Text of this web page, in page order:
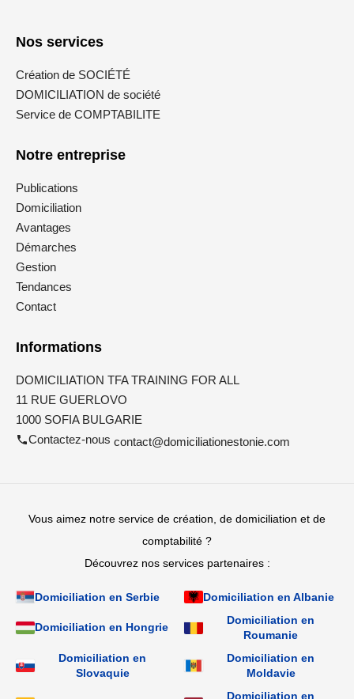
Nos services
Création de SOCIÉTÉ
DOMICILIATION de société
Service de COMPTABILITE
Notre entreprise
Publications
Domiciliation
Avantages
Démarches
Gestion
Tendances
Contact
Informations
DOMICILIATION TFA TRAINING FOR ALL
11 RUE GUERLOVO
1000 SOFIA BULGARIE
Contactez-nous contact@domiciliationestonie.com
Vous aimez notre service de création, de domiciliation et de
comptabilité ?
Découvrez nos services partenaires :
Domiciliation en Serbie Domiciliation en Albanie
Domiciliation en Hongrie
Domiciliation en
Roumanie
Domiciliation en
Slovaquie
Domiciliation en
Moldavie
Domiciliation en